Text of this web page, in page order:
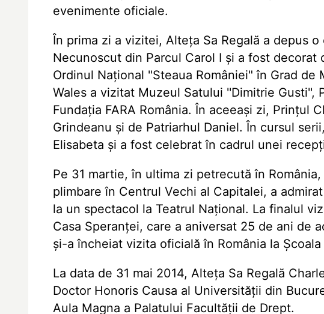
evenimente oficiale.
În prima zi a vizitei, Alteța Sa Regală a depus
Necunoscut din Parcul Carol I și a fost decorat
Ordinul Național "Steaua României" în Grad
Wales a vizitat Muzeul Satului ''Dimitrie Gusti'',
Fundația FARA România. În aceeași zi, Prințul
Grindeanu și de Patriarhul Daniel. În cursul
Elisabeta și a fost celebrat în cadrul unei
Pe 31 martie, în ultima zi petrecută în
plimbare în Centrul Vechi al Capitalei, a
la un spectacol la Teatrul Național. La finalul
Casa Speranței, care a aniversat 25 de ani de
și-a încheiat vizita oficială în România la
La data de 31 mai 2014, Alteța Sa Regală
Doctor Honoris Causa al Universității din
Aula Magna a Palatului Facultății de Drept.